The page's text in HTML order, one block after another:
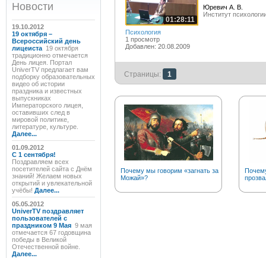
Новости
19.10.2012
19 октября –
Всероссийский день
лицеиста 19 октября
традиционно отмечается
День лицея. Портал
UniverTV предлагает вам
подборку образовательных
видео об истории
праздника и известных
выпускниках
Императорского лицея,
оставивших след в
мировой политике,
литературе, культуре.
Далее...
01.09.2012
C 1 сентября!
Поздравляем всех
посетителей сайта с Днём
знаний! Желаем новых
открытий и увлекательной
учёбы! Далее...
05.05.2012
UniverTV поздравляет
пользователей с
праздником 9 Мая 9 мая
отмечается 67 годовщина
победы в Великой
Отечественной войне.
Далее...
01:28:11
Психология
1 просмотр
Добавлен: 20.08.2009
Юревич А. В.
Институт
Страницы: 1
Почему мы говорим «загнать за
Можай»?